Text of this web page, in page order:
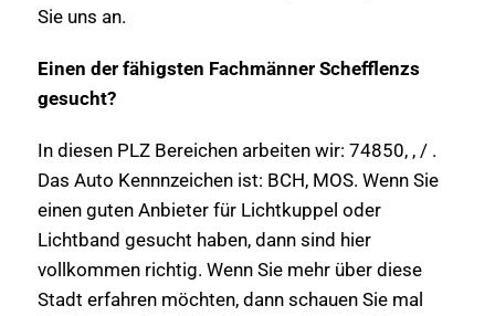
Sie uns an.
Einen der fähigsten Fachmänner Schefflenzs
gesucht?
In diesen PLZ Bereichen arbeiten wir: 74850, , / .
Das Auto Kennnzeichen ist: BCH, MOS. Wenn Sie
einen guten Anbieter für Lichtkuppel oder
Lichtband gesucht haben, dann sind hier
vollkommen richtig. Wenn Sie mehr über diese
Stadt erfahren möchten, dann schauen Sie mal